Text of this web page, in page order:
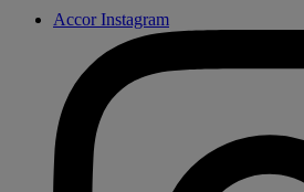
Accor Instagram